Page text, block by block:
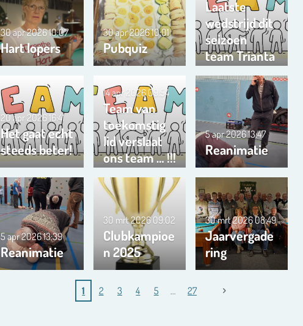
Hart lopers
30 apr 202610:07
Pubquiz
30 apr 202610:01
Laatste
wedstrijd dit
seizoen
team Trianta
01
Het gaat echt
steeds beter!
20 apr 202616:41
Team van
toekomstig
lid verslaat
ons team … !!!
14 apr 2026 09:54
Reanimatie
5 apr 202613:47
Reanimatie
5 apr 202613:39
Clubkampioe
n 2025
30 mrt 2026 09:02
Jaarvergade
ring
30 mrt 202608:49
1 2 3 4 5 27